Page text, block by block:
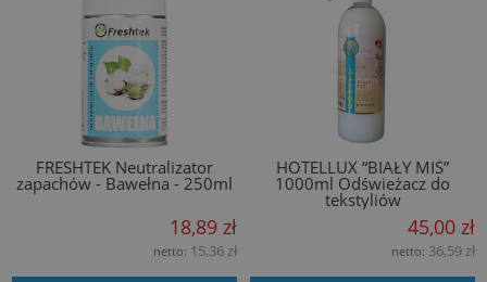
FRESHTEK Neutralizator
zapachów - Bawełna - 250ml
18,89 zł
netto: 15,36 zł
HOTELLUX “BIAŁY MIŚ”
1000ml Odświeżacz do
tekstyliów
45,00 zł
netto: 36,59 zł